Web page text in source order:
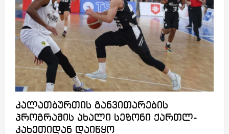
კალათბურთის განვითარების
პროგრამის ახალი სეზონი ქართლ-
კახეთიდან დაიწყო